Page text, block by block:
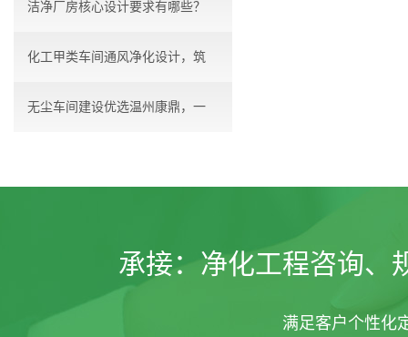
本，...
洁净厂房核心设计要求有哪些？
化工甲类车间通风净化设计，筑
牢...
无尘车间建设优选温州康鼎，一
承接： 净化工程咨询、
满足客户个性化